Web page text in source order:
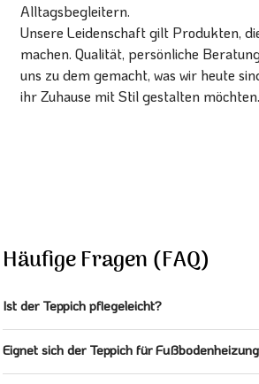
Alltagsbegleitern.
Unsere Leidenschaft gilt Produkten,
machen. Qualität, persönliche
uns zu dem gemacht, was wir heute
ihr Zuhause mit Stil gestalten möchten.
Häufige Fragen (FAQ)
Ist der Teppich pflegeleicht?
Eignet sich der Teppich für